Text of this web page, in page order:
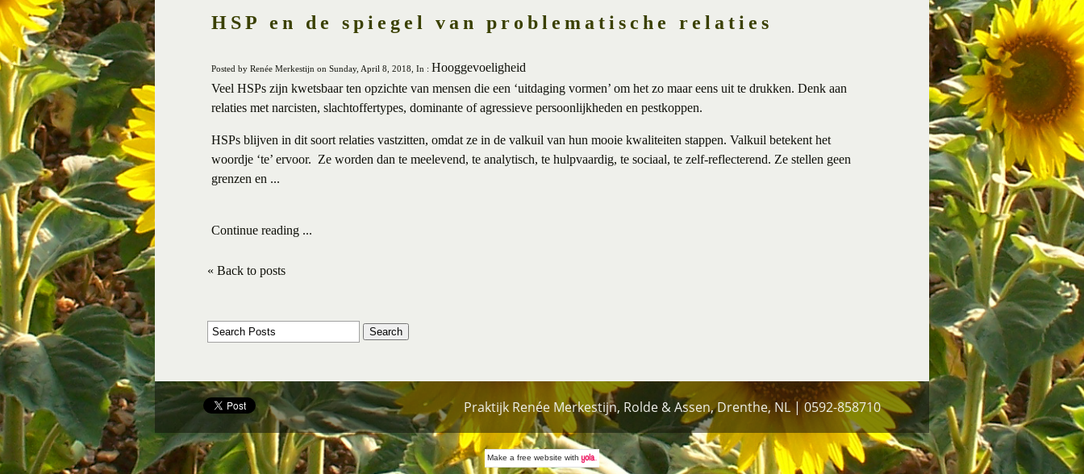
HSP en de spiegel van problematische relaties
Posted by Renée Merkestijn on Sunday, April 8, 2018, In : Hooggevoeligheid
Veel HSPs zijn kwetsbaar ten opzichte van mensen die een ‘uitdaging vormen’ om het zo maar eens uit te drukken. Denk aan
relaties met narcisten, slachtoffertypes, dominante of agressieve persoonlijkheden en pestkoppen.
HSPs blijven in dit soort relaties vastzitten, omdat ze in de valkuil van hun mooie kwaliteiten stappen. Valkuil betekent het
woordje ‘te’ ervoor. Ze worden dan te meelevend, te analytisch, te hulpvaardig, te sociaal, te zelf-reflecterend. Ze stellen geen
grenzen en ...
Continue reading ...
« Back to posts
Praktijk Renée Merkestijn, Rolde & Assen, Drenthe, NL | 0592-858710
Make afree website with